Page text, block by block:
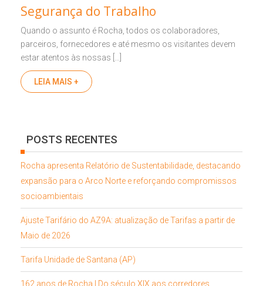
Segurança do Trabalho
Quando o assunto é Rocha, todos os colaboradores,
parceiros, fornecedores e até mesmo os visitantes devem
estar atentos às nossas […]
LEIA MAIS +
POSTS RECENTES
Rocha apresenta Relatório de Sustentabilidade, destacando
expansão para o Arco Norte e reforçando compromissos
socioambientais
Ajuste Tarifário do AZ9A: atualização de Tarifas a partir de
Maio de 2026
Tarifa Unidade de Santana (AP)
162 anos de Rocha | Do século XIX aos corredores